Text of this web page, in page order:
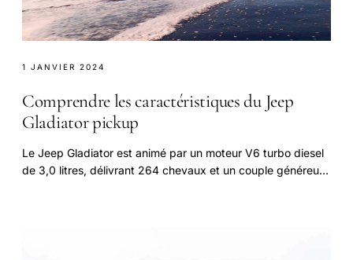
1 JANVIER 2024
Comprendre les caractéristiques du Jeep
Gladiator pickup
Le Jeep Gladiator est animé par un moteur V6 turbo diesel
de 3,0 litres, délivrant 264 chevaux et un couple généreux